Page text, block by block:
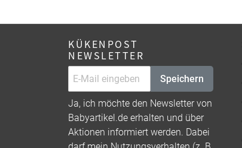
KÜKENPOST
NEWSLETTER
Speichern
Ja, ich möchte den Newsletter von
Babyartikel.de erhalten und über
Aktionen informiert werden. Dabei